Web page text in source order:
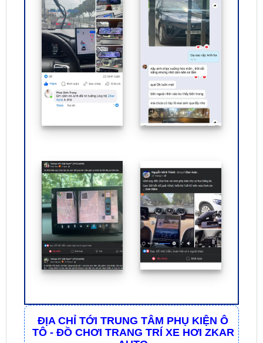
TÔ - ĐỒ CHƠI TRANG TRÍ XE HƠI ZKAR
☎Bấm vào để gọi Tổng Đài Hotline 1:☎ 0949 60